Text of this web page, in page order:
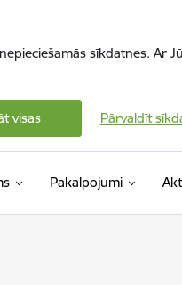
sīkdatnes. Ar
visas Pārvaldīt
Pakalpojumi